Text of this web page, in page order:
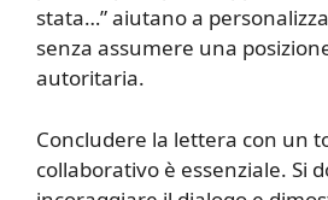
stata…” aiutano a
senza assumere una
autoritaria.
Concludere la lettera con un
collaborativo è essenziale. Si